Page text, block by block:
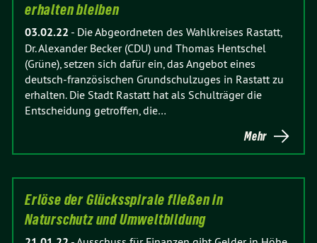
erhalten bleiben
03.02.22 - Die Abgeordneten des Wahlkreises Rastatt,
Dr. Alexander Becker (CDU) und Thomas Hentschel
(Grüne), setzen sich dafür ein, das Angebot eines
deutsch-französischen Grundschulzuges in Rastatt zu
erhalten. Die Stadt Rastatt hat als Schulträger die
Entscheidung getroffen, die…
Mehr
Erlöse der Glücksspirale fließen in
Naturschutz und Umweltbildung